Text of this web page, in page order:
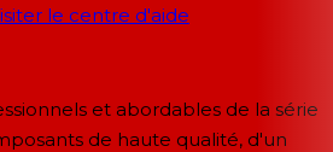
le centre d'aide
et abordables de la série
de haute qualité, d'un